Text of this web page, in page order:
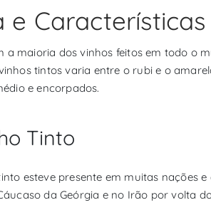
e
a maioria dos vinhos feitos em todo o
tintos varia entre o rubi e o
e encorpados.
Tinto
esteve presente em muitas nações
da Geórgia e no Irão por volta